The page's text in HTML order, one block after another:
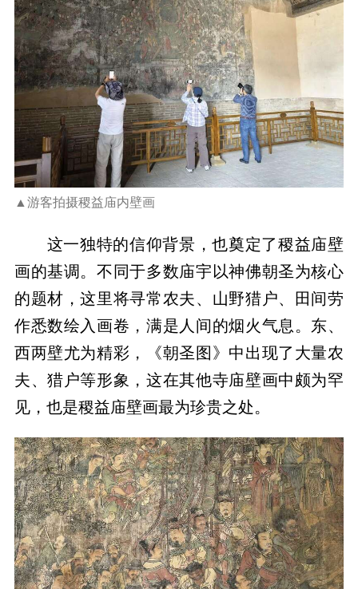
▲游客拍摄稷益庙内壁画
这一独特的信仰背景，也奠定了稷益庙壁
画的基调。不同于多数庙宇以神佛朝圣为核心
的题材，这里将寻常农夫、山野猎户、田间劳
作悉数绘入画卷，满是人间的烟火气息。东、
西两壁尤为精彩，《朝圣图》中出现了大量农
夫、猎户等形象，这在其他寺庙壁画中颇为罕
见，也是稷益庙壁画最为珍贵之处。